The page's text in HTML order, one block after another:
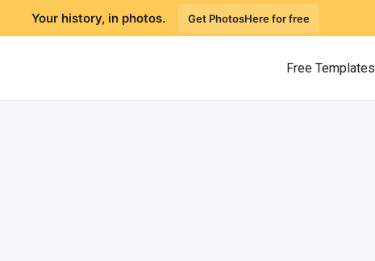
Your history, in photos. Get PhotosHere for free
Free Templates